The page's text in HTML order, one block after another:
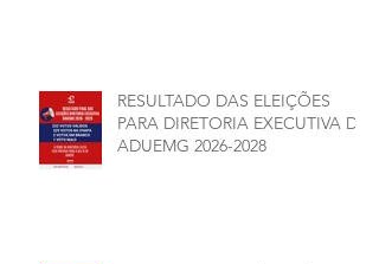
RESULTADO DAS ELEIÇÕES
PARA DIRETORIA EXECUTIVA DA
ADUEMG 2026-2028